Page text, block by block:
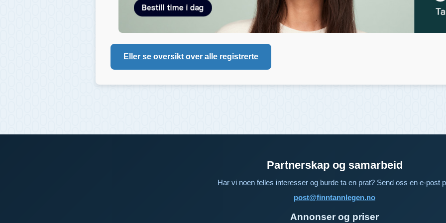
Eller se oversikt over alle registrerte
Partnerskap og samarbeid
Har vi noen felles interesser og burde ta en prat? Send oss en e-post
post@finntannlegen.no
Annonser og priser